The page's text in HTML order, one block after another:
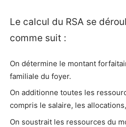
Le calcul du RSA se
comme suit :
On détermine le montant
familiale du foyer.
On additionne toutes les
compris le salaire, les
On soustrait les ressources du